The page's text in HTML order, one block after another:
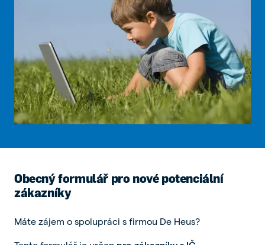
Obecný formulář pro nové potenciální
zákazníky
Máte zájem o spolupráci s firmou De Heus?